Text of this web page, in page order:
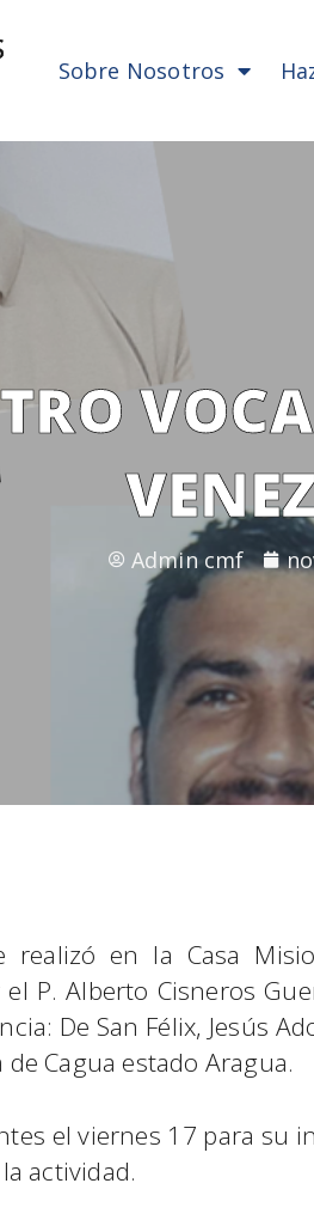
Sobre Nosotros
Admin cmf
en la Casa
P. Alberto Cisneros
De San Félix, Jesús
Cagua estado Aragua.
el viernes 17 para su
actividad.